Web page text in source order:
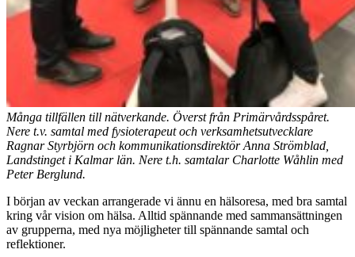
Många tillfällen till nätverkande. Överst från Primärvårdsspåret.
Nere t.v. samtal med fysioterapeut och verksamhetsutvecklare
Ragnar Styrbjörn och kommunikationsdirektör Anna Strömblad,
Landstinget i Kalmar län. Nere t.h. samtalar Charlotte Wåhlin med
Peter Berglund.
I början av veckan arrangerade vi ännu en hälsoresa, med bra samtal
kring vår vision om hälsa. Alltid spännande med sammansättningen
av grupperna, med nya möjligheter till spännande samtal och
reflektioner.